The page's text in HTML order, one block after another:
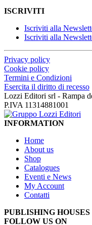
ISCRIVITI
Iscriviti alla
Iscriviti alla
Privacy policy
Cookie policy
Termini e Condizioni
Esercita il diritto di recesso
Lozzi Editori srl - Rampa
P.IVA 11314881001
INFORMATION
Home
About us
Shop
Catalogues
Eventi e News
My Account
Contatti
PUBLISHING HOUSES
FOLLOW US ON